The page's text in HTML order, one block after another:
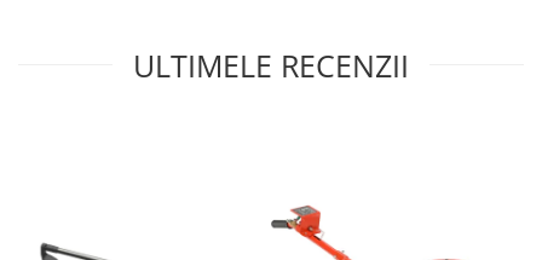
ULTIMELE RECENZII